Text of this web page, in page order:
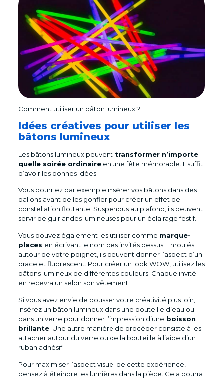
Comment utiliser un bâton lumineux ?
Idées créatives pour utiliser les
bâtons lumineux
Les bâtons lumineux peuvent transformer n’importe
quelle soirée ordinaireen une fête mémorable. Il suffit
d’avoir les bonnes idées.
Vous pourriez par exemple insérer vos bâtons dans des
ballons avant de les gonfler pour créer un effet de
constellation flottante. Suspendus au plafond, ils peuvent
servir de guirlandes lumineuses pour un éclairage festif.
Vous pouvez également les utiliser comme marque-
places en écrivant le nom des invités dessus. Enroulés
autour de votre poignet, ils peuvent donner l’aspect d’un
bracelet fluorescent. Pour créer un look WOW, utilisez les
bâtons lumineux de différentes couleurs. Chaque invité
en recevra un selon son vêtement.
Si vous avez envie de pousser votre créativité plus loin,
insérez un bâton lumineux dans une bouteille d’eau ou
dans un verre pour donner l’impression d’une boisson
brillante. Une autre manière de procéder consiste à les
attacher autour du verre ou de la bouteille à l’aide d’un
ruban adhésif.
Pour maximiser l’aspect visuel de cette expérience,
pensez à éteindre les lumières dans la pièce. Cela pourra